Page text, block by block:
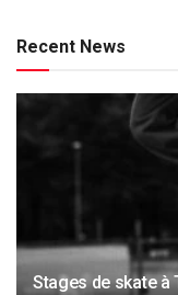
Recent News
Stages de skate à